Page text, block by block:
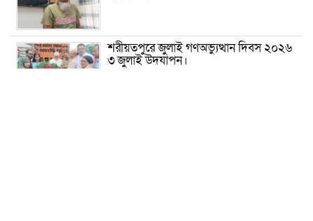
শরীয়তপুরে জুলাই গণঅভ্যুত্থান দিবস ২০২৬
৩ জুলাই উদযাপন।